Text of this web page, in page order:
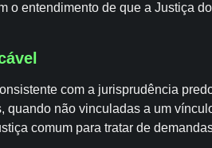
o entendimento de que a Justiça
com a jurisprudência
quando não vinculadas a um
comum para tratar de